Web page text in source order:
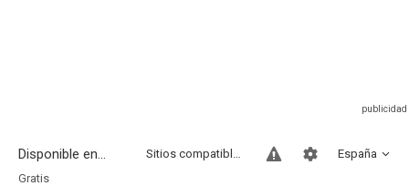
Disponible en... España
Sitios compatibles
Gratis